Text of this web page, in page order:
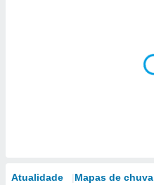
Atualidade Mapas de chuva